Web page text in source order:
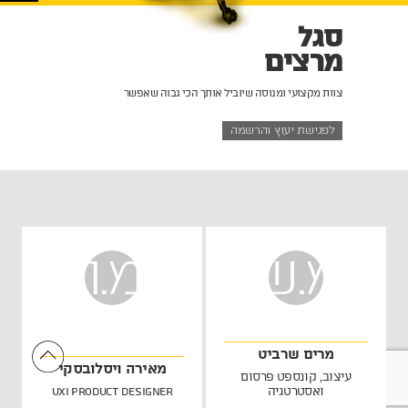
סגל
מרצים
צוות מקצועי ומנוסה שיוביל אותך הכי גבוה שאפשר
לפגישת יעוץ והרשמה
מ.ש
מרים שרביט
עיצוב, קונספט פרסום
ואסטרטגיה
מ.ו
מאירה ויסלובסקי
UXI Product Designer